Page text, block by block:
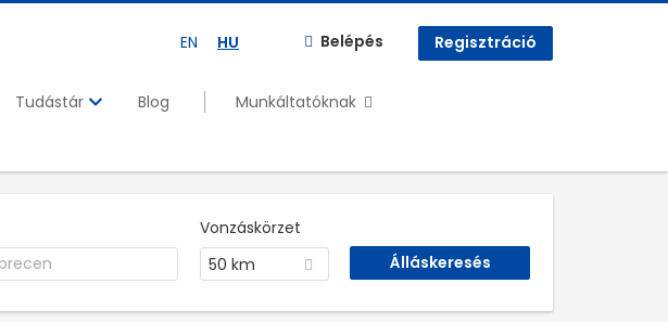
EN HU Belépés Regisztráció
Tudástár Blog
Munkáltatóknak
Vonzáskörzet
50 km